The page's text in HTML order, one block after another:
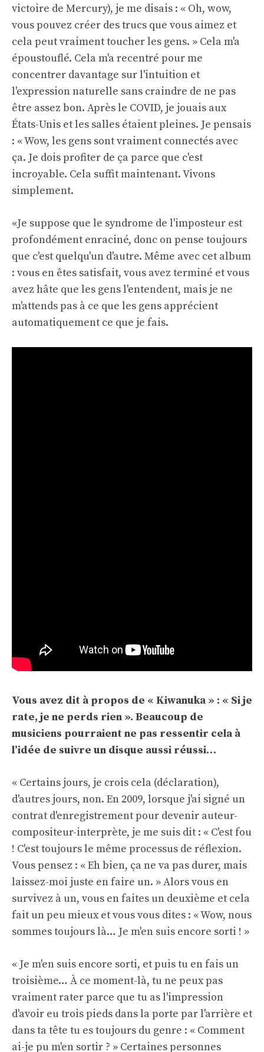
victoire de Mercury), je me disais : « Oh, wow,
vous pouvez créer des trucs que vous aimez et
cela peut vraiment toucher les gens. » Cela m'a
époustouflé. Cela m'a recentré pour me
concentrer davantage sur l'intuition et
l'expression naturelle sans craindre de ne pas
être assez bon. Après le COVID, je jouais aux
États-Unis et les salles étaient pleines. Je pensais
: « Wow, les gens sont vraiment connectés avec
ça. Je dois profiter de ça parce que c'est
incroyable. Cela suffit maintenant. Vivons
simplement.
«Je suppose que le syndrome de l'imposteur est
profondément enraciné, donc on pense toujours
que c'est quelqu'un d'autre. Même avec cet album
: vous en êtes satisfait, vous avez terminé et vous
avez hâte que les gens l'entendent, mais je ne
m'attends pas à ce que les gens apprécient
automatiquement ce que je fais.
Vous avez dit à propos de « Kiwanuka » : « Si je
rate, je ne perds rien ». Beaucoup de
musiciens pourraient ne pas ressentir cela à
l’idée de suivre un disque aussi réussi…
« Certains jours, je crois cela (déclaration),
d'autres jours, non. En 2009, lorsque j'ai signé un
contrat d'enregistrement pour devenir auteur-
compositeur-interprète, je me suis dit : « C'est fou
! C'est toujours le même processus de réflexion.
Vous pensez : « Eh bien, ça ne va pas durer, mais
laissez-moi juste en faire un. » Alors vous en
survivez à un, vous en faites un deuxième et cela
fait un peu mieux et vous vous dites : « Wow, nous
sommes toujours là… Je m'en suis encore sorti ! »
« Je m'en suis encore sorti, et puis tu en fais un
troisième… À ce moment-là, tu ne peux pas
vraiment rater parce que tu as l'impression
d'avoir eu trois pieds dans la porte par l'arrière et
dans ta tête tu es toujours du genre : « Comment
ai-je pu m'en sortir ? » Certaines personnes